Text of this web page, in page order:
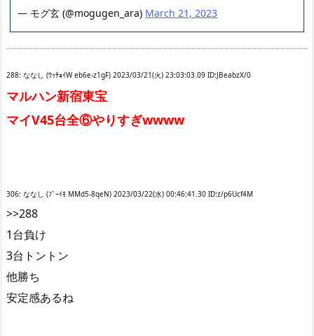
— モグ玄 (@mogugen_ara) March 21, 2023
288: ななし (ﾜｯﾁｮｲW eb6e-z1gF) 2023/03/21(火) 23:03:03.09 ID:JBeabzX/0
マルハン新宿東宝
マイV45台全⑥やりすぎwwww
306: ななし (ﾌﾞｰｲﾓ MMd5-8qeN) 2023/03/22(水) 00:46:41.30 ID:z/p6Ucf4M
>>288
1台負け
3台トントン
他勝ち
安定感あるね